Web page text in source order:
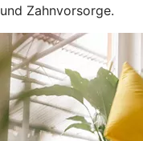
und Zahnvorsorge.